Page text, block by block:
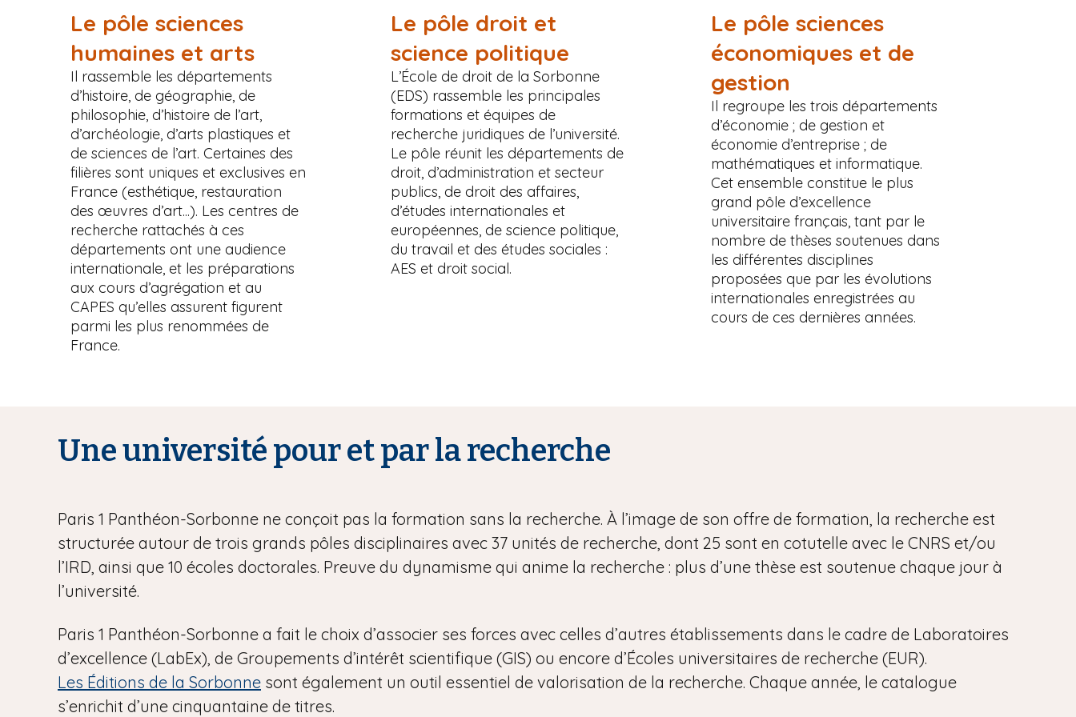
Le pôle sciences
humaines et arts
Il rassemble les départements
d’histoire, de géographie, de
philosophie, d’histoire de l’art,
d’archéologie, d’arts plastiques et
de sciences de l’art. Certaines des
filières sont uniques et exclusives en
France (esthétique, restauration
des œuvres d’art...). Les centres de
recherche rattachés à ces
départements ont une audience
internationale, et les préparations
aux cours d’agrégation et au
CAPES qu’elles assurent figurent
parmi les plus renommées de
France.
Le pôle droit et
science politique
L’École de droit de la Sorbonne
(EDS) rassemble les principales
formations et équipes de
recherche juridiques de l’université.
Le pôle réunit les départements de
droit, d’administration et secteur
publics, de droit des affaires,
d’études internationales et
européennes, de science politique,
du travail et des études sociales :
AES et droit social.
Le pôle sciences
économiques et de
gestion
Il regroupe les trois départements
d’économie ; de gestion et
économie d’entreprise ; de
mathématiques et informatique.
Cet ensemble constitue le plus
grand pôle d’excellence
universitaire français, tant par le
nombre de thèses soutenues dans
les différentes disciplines
proposées que par les évolutions
internationales enregistrées au
cours de ces dernières années.
Une université pour et par la recherche
Paris 1 Panthéon-Sorbonne ne conçoit pas la formation sans la recherche. À l’image de son offre de formation, la recherche est
structurée autour de trois grands pôles disciplinaires avec 37 unités de recherche, dont 25 sont en cotutelle avec le CNRS et/ou
l’IRD, ainsi que 10 écoles doctorales. Preuve du dynamisme qui anime la recherche : plus d’une thèse est soutenue chaque jour à
l’université.
Paris 1 Panthéon-Sorbonne a fait le choix d’associer ses forces avec celles d’autres établissements dans le cadre de Laboratoires
d’excellence (LabEx), de Groupements d’intérêt scientifique (GIS) ou encore d’Écoles universitaires de recherche (EUR).
Les Éditions de la Sorbonne sont également un outil essentiel de valorisation de la recherche. Chaque année, le catalogue
s’enrichit d’une cinquantaine de titres.